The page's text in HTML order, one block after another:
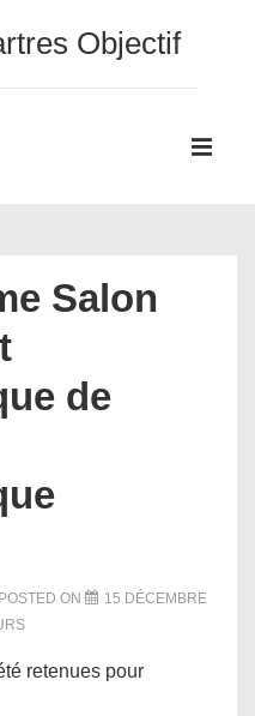
Objectif
Main
Salon
de
POSTED ON
15 DÉCEMBRE
retenues pour